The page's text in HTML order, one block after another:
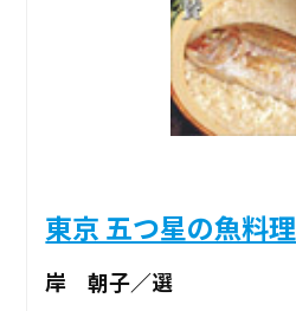
東京 五つ星の魚料理
岸 朝子／選